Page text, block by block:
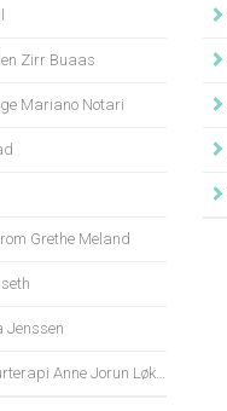
Zirr Buaas
Mariano Notari
Grethe Meland
Jenssen
Anne Jorun Løkken